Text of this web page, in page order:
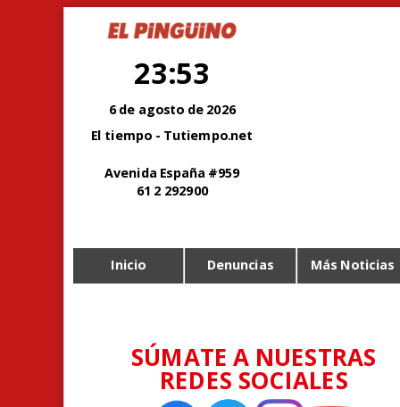
23:53
6 de agosto de 2026
El tiempo - Tutiempo.net
Avenida España #959
61 2 292900
Inicio Denuncias Más Noticias
SÚMATE A NUESTRAS
REDES SOCIALES